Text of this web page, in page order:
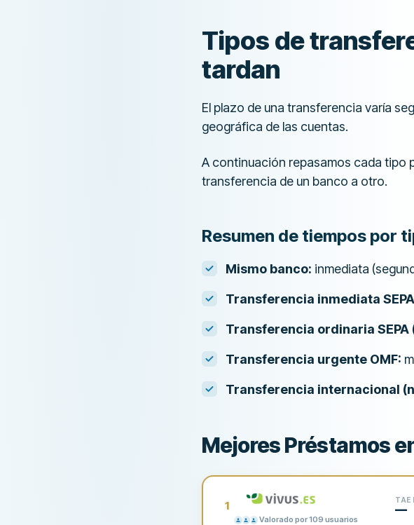
Tipos de
tardan
El plazo de una transferencia varía
geográfica de las cuentas.
A continuación repasamos cada tipo
transferencia de un banco a otro.
Resumen de tiempos por
Mismo banco: inmediata
Transferencia inmediata
Transferencia ordinaria SEPA
Transferencia urgente OMF:
Transferencia internacional
Mejores Préstamos
1
Valorado por 109 usuarios
TAE
—